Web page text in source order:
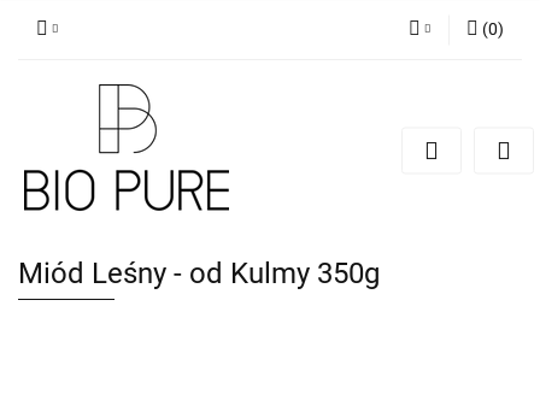
Dodaj zgłoszenie
(0)
Miód Leśny - od Kulmy 350g